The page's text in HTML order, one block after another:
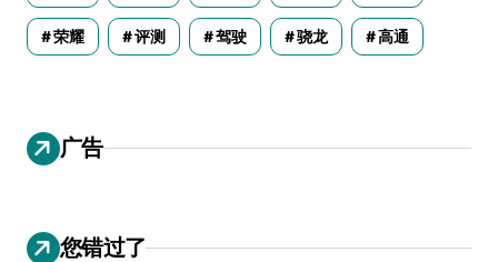
荣耀 评测 驾驶 骁龙 高通
广告
您错过了